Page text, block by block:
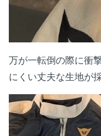
万が一転倒の際に衝
にくい丈夫な生地が